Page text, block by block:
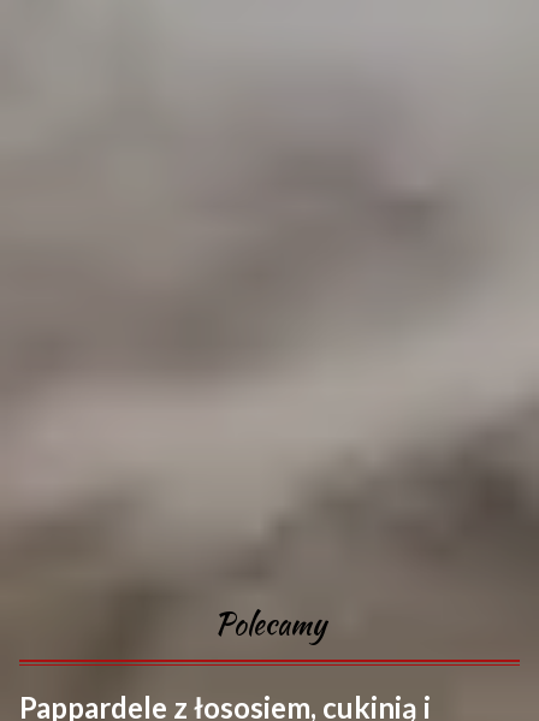
Polecamy
Pappardele z łososiem, cukinią i